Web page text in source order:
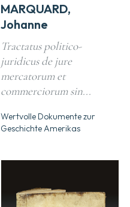
MARQUARD,
Johanne
Tractatus politico-
juridicus de jure
mercatorum et
commerciorum sin...
Wertvolle Dokumente zur
Geschichte Amerikas